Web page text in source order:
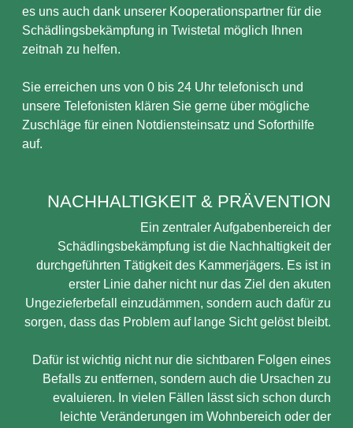
es uns auch dank unserer Kooperationspartner für die
Schädlingsbekämpfung in Twistetal möglich Ihnen
zeitnah zu helfen.
Sie erreichen uns von 0 bis 24 Uhr telefonisch und
unsere Telefonisten klären Sie gerne über mögliche
Zuschläge für einen Notdiensteinsatz und Soforthilfe
auf.
NACHHALTIGKEIT & PRÄVENTION
Ein zentraler Aufgabenbereich der
Schädlingsbekämpfung ist die Nachhaltigkeit der
durchgeführten Tätigkeit des Kammerjägers. Es ist in
erster Linie daher nicht nur das Ziel den akuten
Ungezieferbefall einzudämmen, sondern auch dafür zu
sorgen, dass das Problem auf lange Sicht gelöst bleibt.
Dafür ist wichtig nicht nur die sichtbaren Folgen eines
Befalls zu entfernen, sondern auch die Ursachen zu
evaluieren. In vielen Fällen lässt sich schon durch
leichte Veränderungen im Wohnbereich oder der